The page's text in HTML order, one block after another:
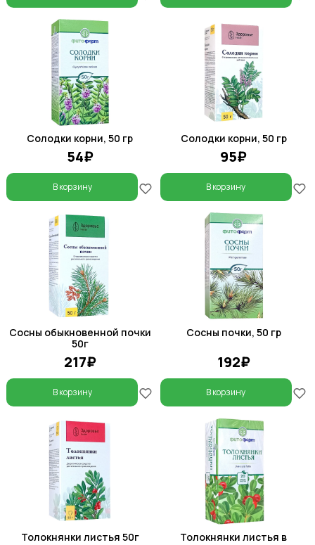
Солодки корни, 50 гр
54₽
В корзину
Солодки корни, 50 гр
95₽
В корзину
Сосны обыкновенной почки
50г
217₽
В корзину
Сосны почки, 50 гр
192₽
В корзину
Толокнянки листья 50г
Толокнянки листья в